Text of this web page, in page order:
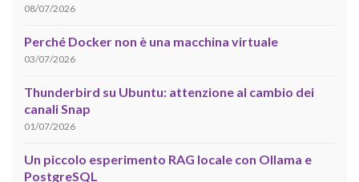
08/07/2026
Perché Docker non è una macchina virtuale
03/07/2026
Thunderbird su Ubuntu: attenzione al cambio dei
canali Snap
01/07/2026
Un piccolo esperimento RAG locale con Ollama e
PostgreSQL